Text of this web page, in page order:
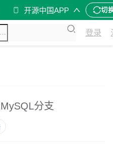
开源中国APP 切
登录
分支